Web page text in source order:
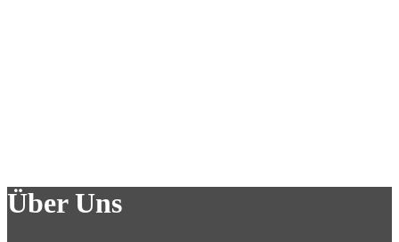
Über Uns